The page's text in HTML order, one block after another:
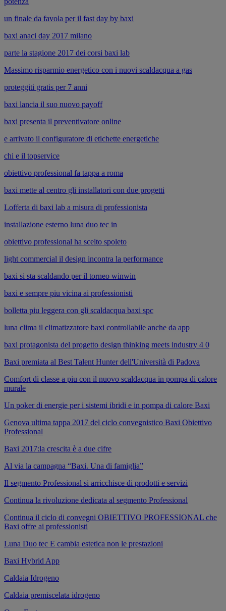
un finale da favola per il fast day by baxi
baxi anaci day 2017 milano
parte la stagione 2017 dei corsi baxi lab
Massimo risparmio energetico con i nuovi scaldacqua a gas
proteggiti gratis per 7 anni
baxi lancia il suo nuovo payoff
baxi presenta il preventivatore online
e arrivato il configuratore di etichette energetiche
chi e il topservice
obiettivo professional fa tappa a roma
baxi mette al centro gli installatori con due progetti
Lofferta di baxi lab a misura di professionista
installazione esterno luna duo tec in
obiettivo professional ha scelto spoleto
light commercial il design incontra la performance
baxi si sta scaldando per il torneo winwin
baxi e sempre piu vicina ai professionisti
bolletta piu leggera con gli scaldacqua baxi spc
luna clima il climatizzatore baxi controllabile anche da app
baxi protagonista del progetto design thinking meets industry 4 0
Baxi premiata al Best Talent Hunter dell'Università di Padova
Comfort di classe a piu con il nuovo scaldacqua in pompa di calore
murale
Un poker di energie per i sistemi ibridi e in pompa di calore Baxi
Genova ultima tappa 2017 del ciclo convegnistico Baxi Obiettivo
Professional
Baxi 2017:la crescita è a due cifre
Al via la campagna “Baxi. Una di famiglia”
Il segmento Professional si arricchisce di prodotti e servizi
Continua la rivoluzione dedicata al segmento Professional
Continua il ciclo di convegni OBIETTIVO PROFESSIONAL che
Baxi offre ai professionisti
Luna Duo tec E cambia estetica non le prestazioni
Baxi Hybrid App
Caldaia Idrogeno
Caldaia premiscelata idrogeno